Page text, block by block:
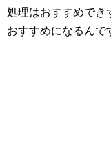
処理はおすすめでき
おすすめになるんで